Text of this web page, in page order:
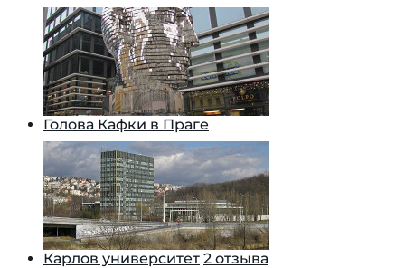
Голова Кафки в Праге
Карлов университет 2 отзыва